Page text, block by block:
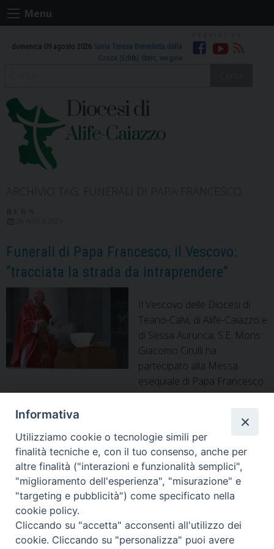
Skip
to
Menu
domenica 09 agosto 2026 Santa Teresa Benedetta della
Croce (Edith) Stein, vergine
Facebook
Youtube
RSS
Diocesi di
Alife-Caiazzo
26 APRILE 2025
Funerali di Papa Francesco, il Vescovo:
“tracciata la strada da intraprendere”
Il Vescovo delle Diocesi di
Teano-Calvi, di Alife-Caiazzo e
di Sessa Aurunca, S.E. Mons.
Giacomo Cirulli ha
partecipato alla Messa
esequiale di Papa Francesco
che si è svolta questa mattina sul sagrato di Piazza San
Pietro. “Ho apprezzato profondamente la riflessione offerta
dal Cardinale Giovanni Battista Re durante l’omelia, dove ha
sapientemente evidenziato le linee portanti del servizio di
Papa Francesco alla Chiesa Universale, tracciando …
Continua a leggereFunerali
di
Papa
Francesco,
il
»
Informativa
Utilizziamo cookie o tecnologie simili per
finalità tecniche e, con il tuo consenso, anche per
altre finalità ("interazioni e funzionalità semplici",
"miglioramento dell'esperienza", "misurazione" e
"targeting e pubblicità") come specificato nella
cookie policy.
Cliccando su "accetta" acconsenti all'utilizzo dei
cookie. Cliccando su "personalizza" puoi avere